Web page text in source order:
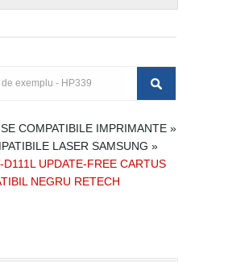
COMPATIBILE IMPRIMANTE »
LASER SAMSUNG »
UPDATE-FREE CARTUS
NEGRU RETECH